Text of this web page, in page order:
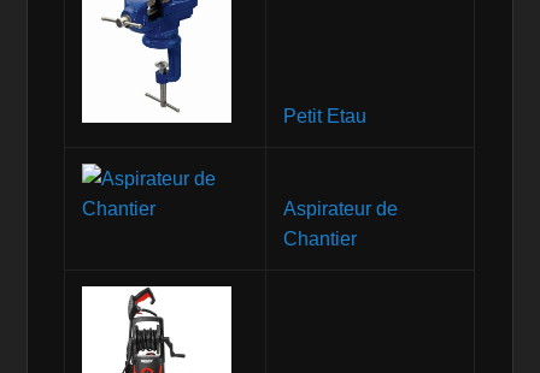
Petit Etau
Aspirateur de
Chantier